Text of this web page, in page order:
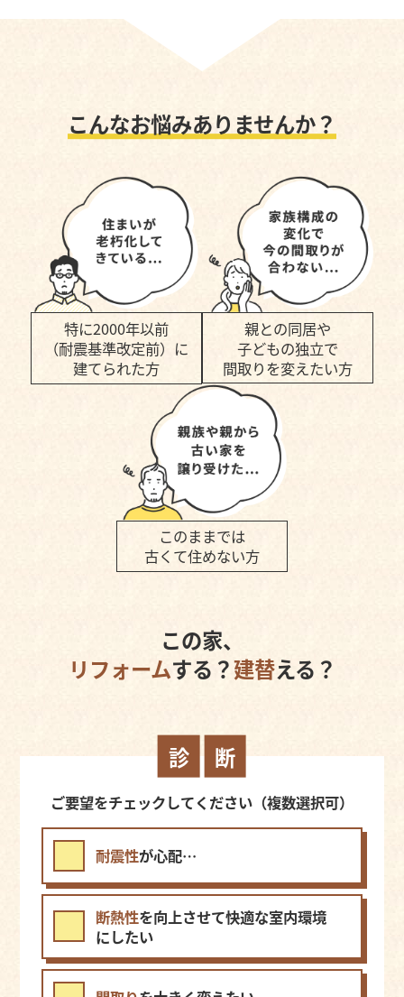
こんなお悩みありませんか？
特に2000年以前
（耐震基準改定前）に
建てられた方
親との同居や
子どもの独立で
間取りを変えたい方
このままでは
古くて住めない方
この家、
リフォームする？建替える？
診 断
ご要望をチェックしてください（複数選択可）
耐震性が心配…
断熱性を向上させて快適な室内環境
にしたい